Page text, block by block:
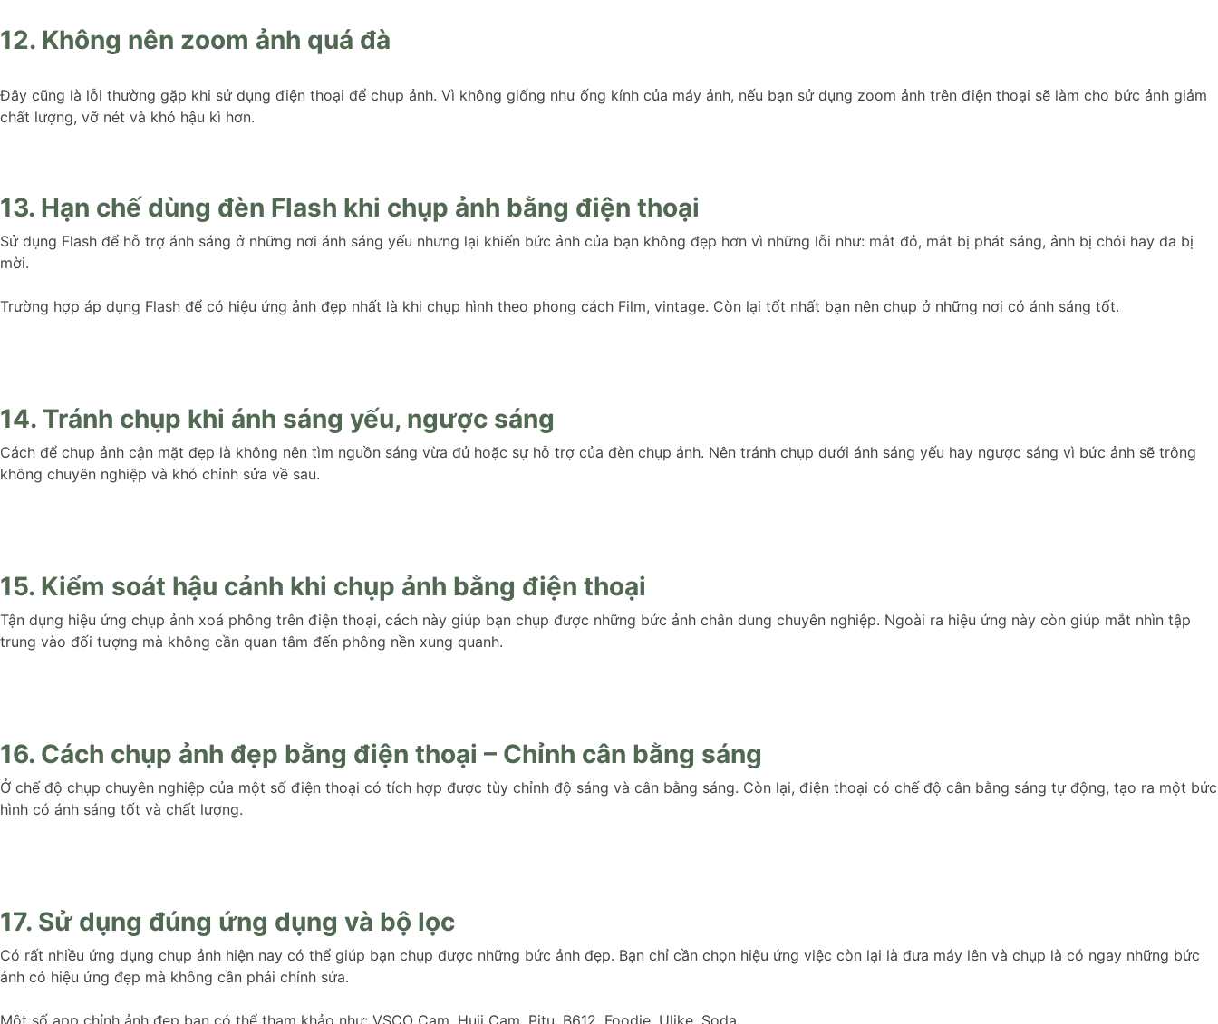
12. Không nên zoom ảnh quá đà
Đây cũng là lỗi thường gặp khi sử dụng điện thoại để chụp ảnh. Vì không giống như ống kính của máy ảnh, nếu bạn sử dụng zoom ảnh trên điện thoại sẽ làm cho bức ảnh giảm
chất lượng, vỡ nét và khó hậu kì hơn.
13. Hạn chế dùng đèn Flash khi chụp ảnh bằng điện thoại
Sử dụng Flash để hỗ trợ ánh sáng ở những nơi ánh sáng yếu nhưng lại khiến bức ảnh của bạn không đẹp hơn vì những lỗi như: mắt đỏ, mắt bị phát sáng, ảnh bị chói hay da bị
mời.
Trường hợp áp dụng Flash để có hiệu ứng ảnh đẹp nhất là khi chụp hình theo phong cách Film, vintage. Còn lại tốt nhất bạn nên chụp ở những nơi có ánh sáng tốt.
14. Tránh chụp khi ánh sáng yếu, ngược sáng
Cách để chụp ảnh cận mặt đẹp là không nên tìm nguồn sáng vừa đủ hoặc sự hỗ trợ của đèn chụp ảnh. Nên tránh chụp dưới ánh sáng yếu hay ngược sáng vì bức ảnh sẽ trông
không chuyên nghiệp và khó chỉnh sửa về sau.
15. Kiểm soát hậu cảnh khi chụp ảnh bằng điện thoại
Tận dụng hiệu ứng chụp ảnh xoá phông trên điện thoại, cách này giúp bạn chụp được những bức ảnh chân dung chuyên nghiệp. Ngoài ra hiệu ứng này còn giúp mắt nhìn tập
trung vào đối tượng mà không cần quan tâm đến phông nền xung quanh.
16. Cách chụp ảnh đẹp bằng điện thoại – Chỉnh cân bằng sáng
Ở chế độ chụp chuyên nghiệp của một số điện thoại có tích hợp được tùy chỉnh độ sáng và cân bằng sáng. Còn lại, điện thoại có chế độ cân bằng sáng tự động, tạo ra một bức
hình có ánh sáng tốt và chất lượng.
17. Sử dụng đúng ứng dụng và bộ lọc
Có rất nhiều ứng dụng chụp ảnh hiện nay có thể giúp bạn chụp được những bức ảnh đẹp. Bạn chỉ cần chọn hiệu ứng việc còn lại là đưa máy lên và chụp là có ngay những bức
ảnh có hiệu ứng đẹp mà không cần phải chỉnh sửa.